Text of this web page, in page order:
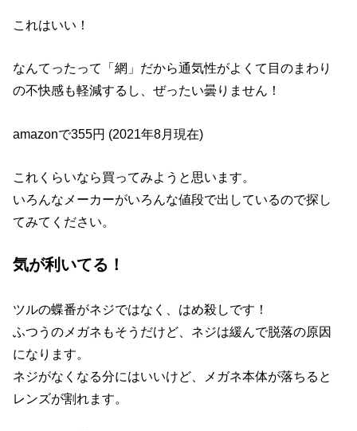
これはいい！
なんてったって「網」だから通気性がよくて目のまわり
の不快感も軽減するし、ぜったい曇りません！
amazonで355円 (2021年8月現在)
これくらいなら買ってみようと思います。
いろんなメーカーがいろんな値段で出しているので探し
てみてください。
気が利いてる！
ツルの蝶番がネジではなく、はめ殺しです！
ふつうのメガネもそうだけど、ネジは緩んで脱落の原因
になります。
ネジがなくなる分にはいいけど、メガネ本体が落ちると
レンズが割れます。